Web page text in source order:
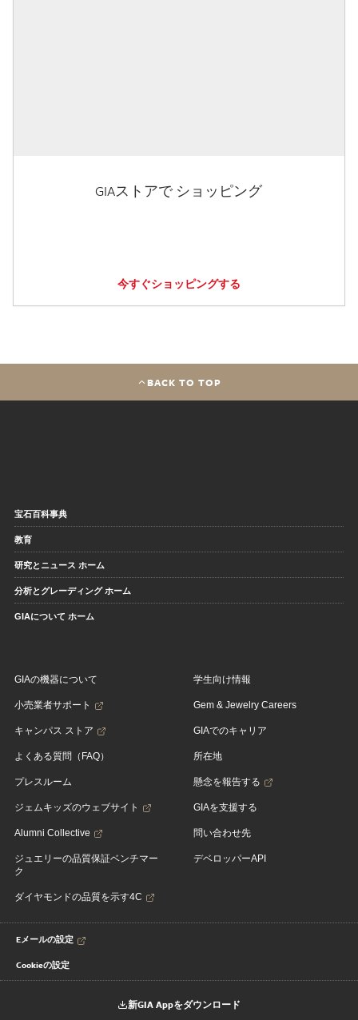
GIAストアで ショッピング
今すぐショッピングする
BACK TO TOP
宝石百科事典
教育
研究とニュース ホーム
分析とグレーディング ホーム
GIAについて ホーム
GIAの機器について
小売業者サポート
キャンパス ストア
よくある質問（FAQ）
プレスルーム
ジェムキッズのウェブサイト
Alumni Collective
ジュエリーの品質保証ベンチマー
ク
ダイヤモンドの品質を示す4C
学生向け情報
Gem & Jewelry Careers
GIAでのキャリア
所在地
懸念を報告する
GIAを支援する
問い合わせ先
デベロッパーAPI
Eメールの設定
Cookieの設定
新GIA Appをダウンロード